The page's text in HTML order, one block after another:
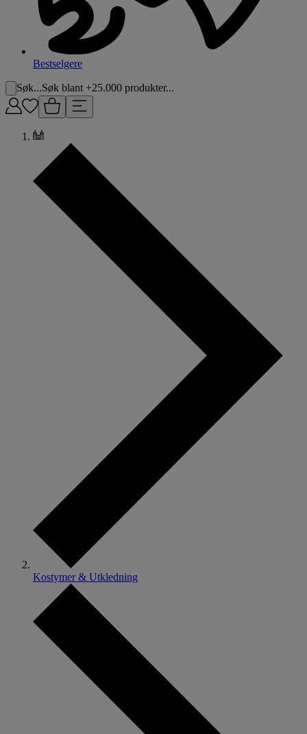
Bestselgere
Søk...Søk blant +25.000 produkter...
Kostymer & Utkledning